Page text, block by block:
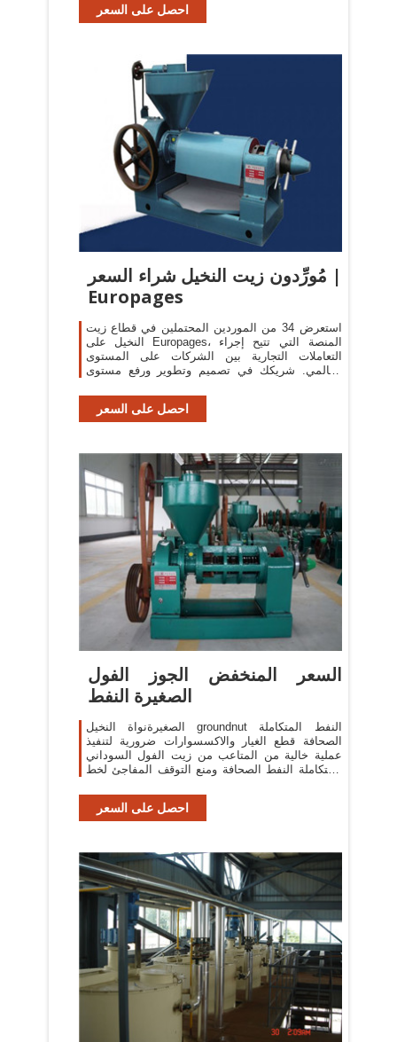
احصل على السعر
مُورِّدون زيت النخيل شراء السعر |
Europages
استعرض 34 من الموردين المحتملين في قطاع زيت
النخيل على Europages، المنصة التي تتيح إجراء
التعاملات التجارية بين الشركات على المستوى
العالمي. شريكك في تصميم وتطوير ورفع مستوى
احصل على السعر
السعر المنخفض الجوز الفول
الصغيرة النفط
الصغيرةنواة النخيل groundnut النفط المتكاملة
الصحافة قطع الغيار والاكسسوارات ضرورية لتنفيذ
عملية خالية من المتاعب من زيت الفول السوداني
المتكاملة النفط الصحافة ومنع التوقف المفاجئ لخط
احصل على السعر